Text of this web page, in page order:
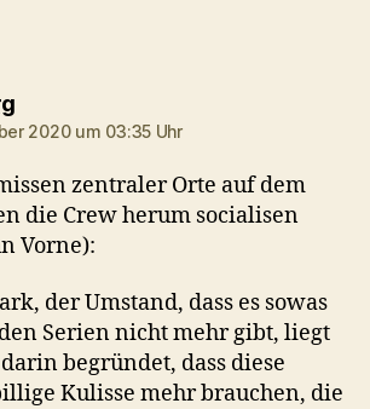
sagt:
2020 um 03:35 Uhr
zentraler Orte auf dem
die Crew herum socialisen
Vorne):
der Umstand, dass es sowas
Serien nicht mehr gibt, liegt
begründet, dass diese
Kulisse mehr brauchen, die